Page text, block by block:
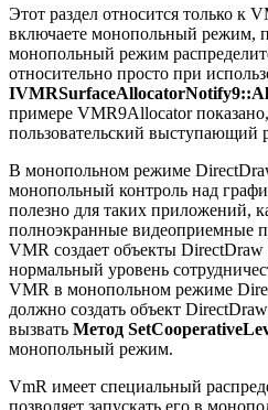
Этот раздел относится только к
включаете монопольный режим,
монопольный режим
относительно просто при
примере VMR9Allocator показано,
пользовательский выступающий
В монопольном режиме
монопольный контроль над
полезно для таких приложений,
полноэкранные видеоприемные
VMR создает объекты DirectDraw
нормальный уровень
VMR в монопольном режиме
должно создать объект
вызвать Метод
монопольный режим.
VmR имеет специальный